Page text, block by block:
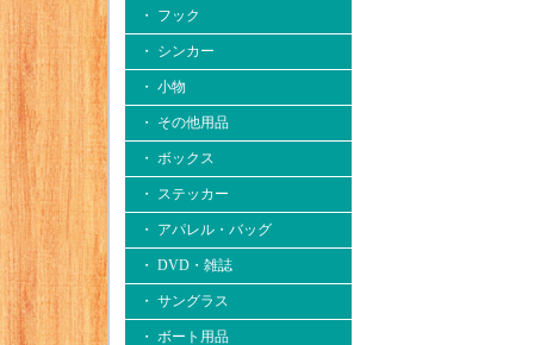
・ フック
・ シンカー
・ 小物
・ その他用品
・ ボックス
・ ステッカー
・ アパレル・バッグ
・ DVD・雑誌
・ サングラス
・ ボート用品